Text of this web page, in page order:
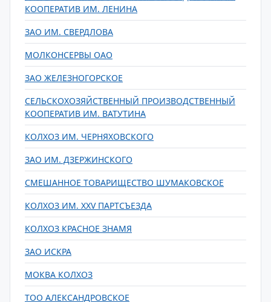
КООПЕРАТИВ ИМ. ЛЕНИНА
ЗАО ИМ. СВЕРДЛОВА
МОЛКОНСЕРВЫ ОАО
ЗАО ЖЕЛЕЗНОГОРСКОЕ
СЕЛЬСКОХОЗЯЙСТВЕННЫЙ ПРОИЗВОДСТВЕННЫЙ
КООПЕРАТИВ ИМ. ВАТУТИНА
КОЛХОЗ ИМ. ЧЕРНЯХОВСКОГО
ЗАО ИМ. ДЗЕРЖИНСКОГО
СМЕШАННОЕ ТОВАРИЩЕСТВО ШУМАКОВСКОЕ
КОЛХОЗ ИМ. XXV ПАРТСЪЕЗДА
КОЛХОЗ КРАСНОЕ ЗНАМЯ
ЗАО ИСКРА
МОКВА КОЛХОЗ
ТОО АЛЕКСАНДРОВСКОЕ